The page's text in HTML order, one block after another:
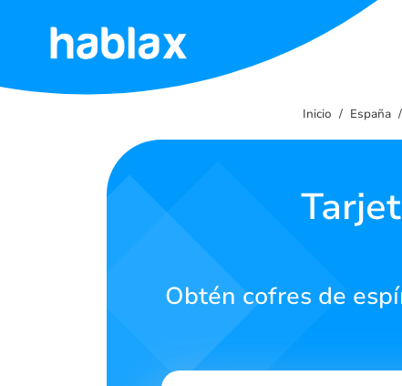
Inicio
Inicio España
Obtén cofres de